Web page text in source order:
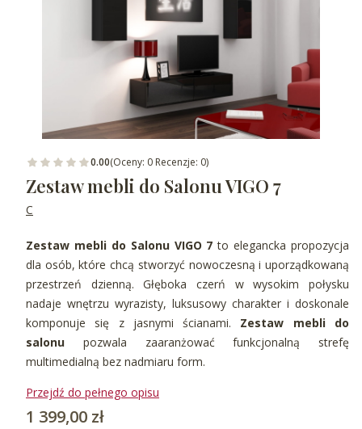
0.00(Oceny: 0 Recenzje: 0)
Zestaw mebli do Salonu VIGO 7
C
Zestaw mebli do Salonu VIGO 7 to elegancka propozycja
dla osób, które chcą stworzyć nowoczesną i uporządkowaną
przestrzeń dzienną. Głęboka czerń w wysokim połysku
nadaje wnętrzu wyrazisty, luksusowy charakter i doskonale
komponuje się z jasnymi ścianami. Zestaw mebli do
salonu pozwala zaaranżować funkcjonalną strefę
multimedialną bez nadmiaru form.
Przejdź do pełnego opisu
Cena
1 399,00 zł